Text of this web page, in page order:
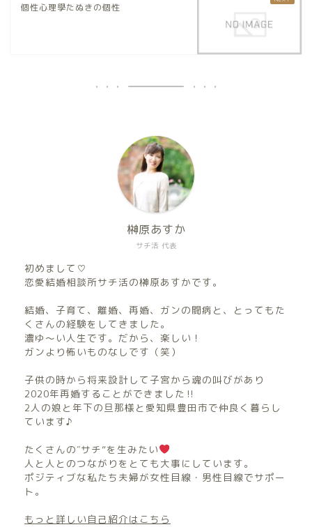
個性心理學たぬきの個性
サチ活 代表
榊原あすか
初めまして♡
恋愛結婚相談所サチ活の榊原あすかです。
結婚、子育て、離婚、再婚、ガンの闘病と、とってもた
くさんの経験をしてきました。
濃ゆ〜い人生です。だから、楽しい！
ガンより怖いものなしです（笑）
子供の時から将来設計して子宮から魂の叫びがあり
2020年再婚することができました‼︎
2人の娘と年下の旦那様と愛知県豊田市で仲良く暮らし
ています♪
たくさんの″サチ”を生みたい
人と人とのつながりをとても大事にしています。
ポジティブな私たち夫婦が女性目線・男性目線でサポー
ト。
もっと詳しい自己紹介はこちら